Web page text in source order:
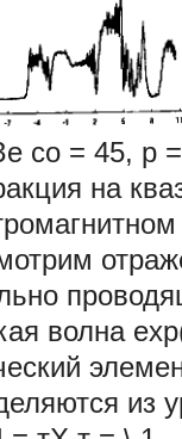
со = 45, р
на
волна
из